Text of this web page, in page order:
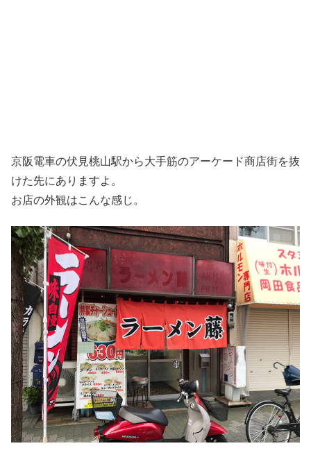
京阪電車の伏見桃山駅から大手筋のアーケード商店街を抜
けた先にありますよ。
お店の外観はこんな感じ。